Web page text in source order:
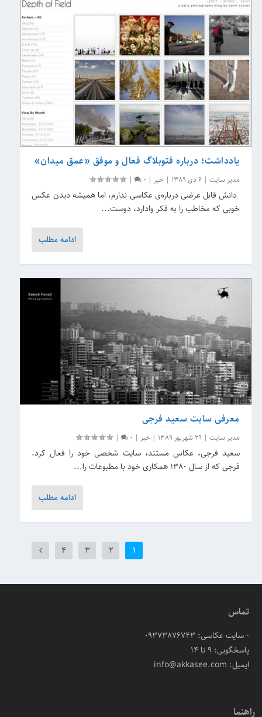
یادداشت؛ درباره فتوبلاگ فعال و موفق «عمق میدان»
مدیر سایت |6 دی 1389 | خبر |
0
|
­ دانش قابل عرضی درباره‌ی عکاسی ندارم، اما همیشه دیدن عکس
خوبی که مخاطب را به فکر وادارد، دوست...
ادامه مطلب
معرفی سایت سعید فرجی
مدیر سایت |29 شهریور 1389 | خبر |
0
|
سعید فرجی، عکاس مستند، سایت شخصی خود را فعال کرد.
فرجی که از سال 1380 همکاری خود با مطبوعات را...
ادامه مطلب
1
2
3
4
تماس
- سایت عکاسی: 09373876743
پاسخگویی: ۹ تا ۱۴
ایمیل: info@akkasee.com
راهنما